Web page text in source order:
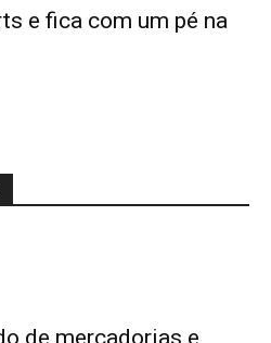
e fica com um pé na
de mercadorias e